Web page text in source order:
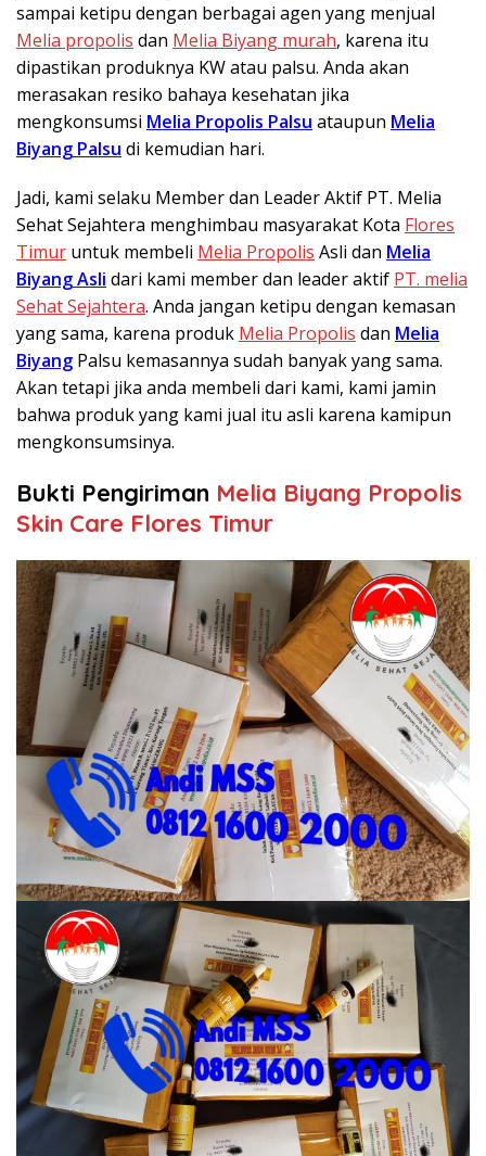
sampai ketipu dengan berbagai agen yang menjual
Melia propolis dan Melia Biyang murah, karena itu
dipastikan produknya KW atau palsu. Anda akan
merasakan resiko bahaya kesehatan jika
mengkonsumsi Melia Propolis Palsu ataupun Melia
Biyang Palsu di kemudian hari.
Jadi, kami selaku Member dan Leader Aktif PT. Melia
Sehat Sejahtera menghimbau masyarakat Kota Flores
Timur untuk membeli Melia Propolis Asli dan Melia
Biyang Asli dari kami member dan leader aktif PT. melia
Sehat Sejahtera. Anda jangan ketipu dengan kemasan
yang sama, karena produk Melia Propolis dan Melia
Biyang Palsu kemasannya sudah banyak yang sama.
Akan tetapi jika anda membeli dari kami, kami jamin
bahwa produk yang kami jual itu asli karena kamipun
mengkonsumsinya.
Bukti Pengiriman Melia Biyang Propolis
Skin Care Flores Timur